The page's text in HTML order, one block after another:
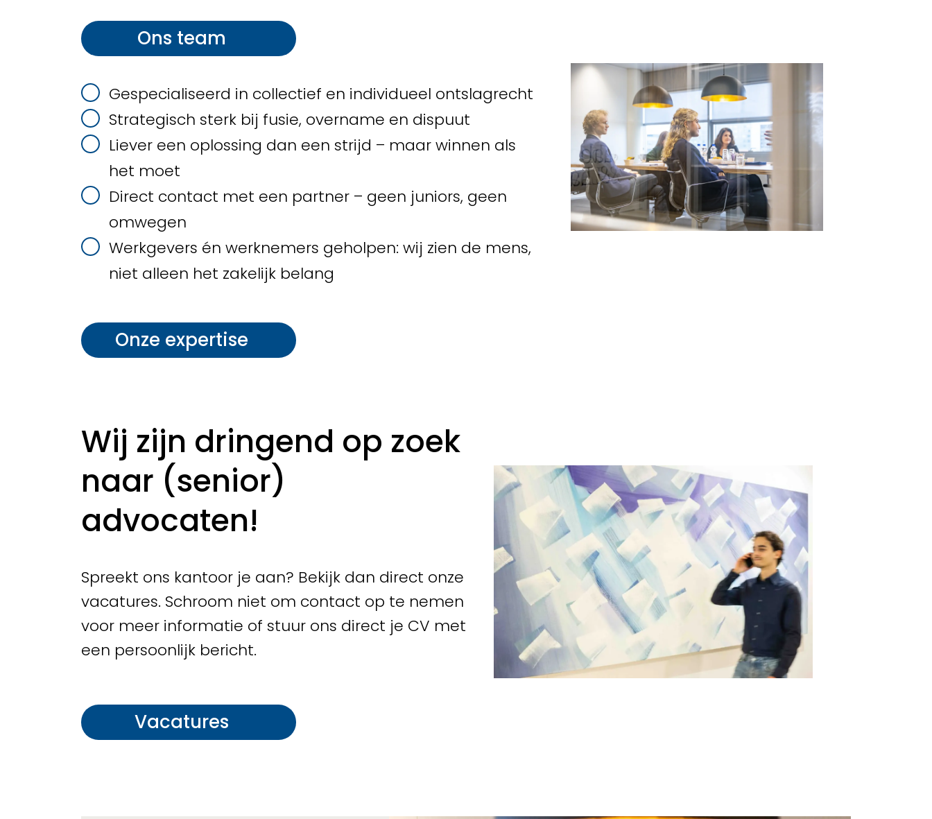
Ons team
Gespecialiseerd in collectief en individueel ontslagrecht
Strategisch sterk bij fusie, overname en dispuut
Liever een oplossing dan een strijd – maar winnen als
het moet
Direct contact met een partner – geen juniors, geen
omwegen
Werkgevers én werknemers geholpen: wij zien de mens,
niet alleen het zakelijk belang
Onze expertise
Wij zijn dringend op zoek
naar (senior)
advocaten!
Spreekt ons kantoor je aan? Bekijk dan direct onze
vacatures. Schroom niet om contact op te nemen
voor meer informatie of stuur ons direct je CV met
een persoonlijk bericht.
Vacatures